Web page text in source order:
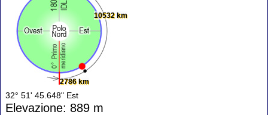
2786 km
10532 km
32° 51' 45.648" Est
Elevazione: 889 m